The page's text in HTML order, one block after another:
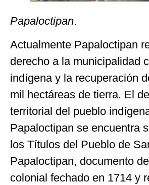
Papaloctipan.
Actualmente Papaloctipan
derecho a la municipalidad
indígena y la recuperación
mil hectáreas de tierra. El
territorial del pueblo
Papaloctipan se encuentra
los Títulos del Pueblo de
Papaloctipan, documento
colonial fechado en 1714 y